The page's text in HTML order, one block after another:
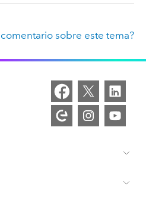
sobre este tema?